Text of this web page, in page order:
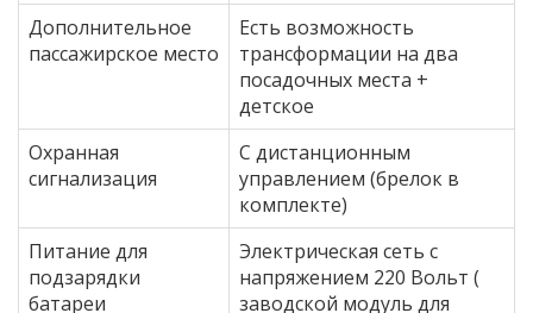
Дополнительное
пассажирское место
Есть возможность
трансформации на два
посадочных места +
детское
Охранная
сигнализация
С дистанционным
управлением (брелок в
комплекте)
Питание для
подзарядки
батареи
Электрическая сеть с
напряжением 220 Вольт (
заводской модуль для